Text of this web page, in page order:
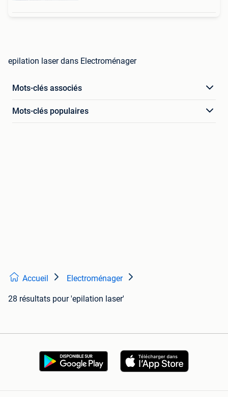
epilation laser dans Electroménager
Mots-clés associés
Mots-clés populaires
Accueil Electroménager
28 résultats pour 'epilation laser'